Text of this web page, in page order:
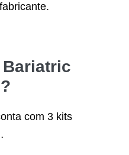
Bariatric
com 3 kits